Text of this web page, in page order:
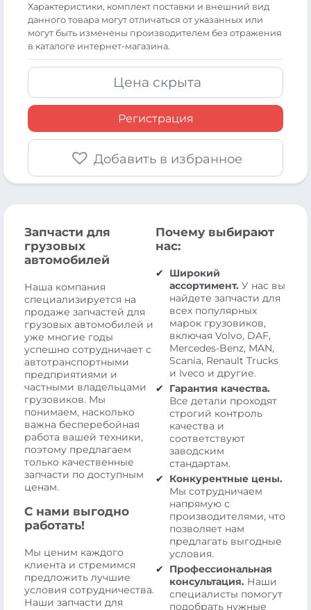
Xарактеристики, комплект поставки и внешний вид
данного товара могут отличаться от указанных или
могут быть изменены производителем без отражения
в каталоге интернет-магазина.
Цена скрыта
Регистрация
Добавить в избранное
Запчасти для
грузовых
автомобилей
Наша компания
специализируется на
продаже запчастей для
грузовых автомобилей и
уже многие годы
успешно сотрудничает с
автотранспортными
предприятиями и
частными владельцами
грузовиков. Мы
понимаем, насколько
важна бесперебойная
работа вашей техники,
поэтому предлагаем
только качественные
запчасти по доступным
ценам.
С нами выгодно
работать!
Мы ценим каждого
клиента и стремимся
предложить лучшие
условия сотрудничества.
Наши запчасти для
Почему выбирают
нас:
Широкий
ассортимент. У нас вы
найдете запчасти для
всех популярных
марок грузовиков,
включая Volvo, DAF,
Mercedes-Benz, MAN,
Scania, Renault Trucks
и Iveco и другие.
Гарантия качества.
Все детали проходят
строгий контроль
качества и
соответствуют
заводским
стандартам.
Конкурентные цены.
Мы сотрудничаем
напрямую с
производителями, что
позволяет нам
предлагать выгодные
условия.
Профессиональная
консультация. Наши
специалисты помогут
подобрать нужные